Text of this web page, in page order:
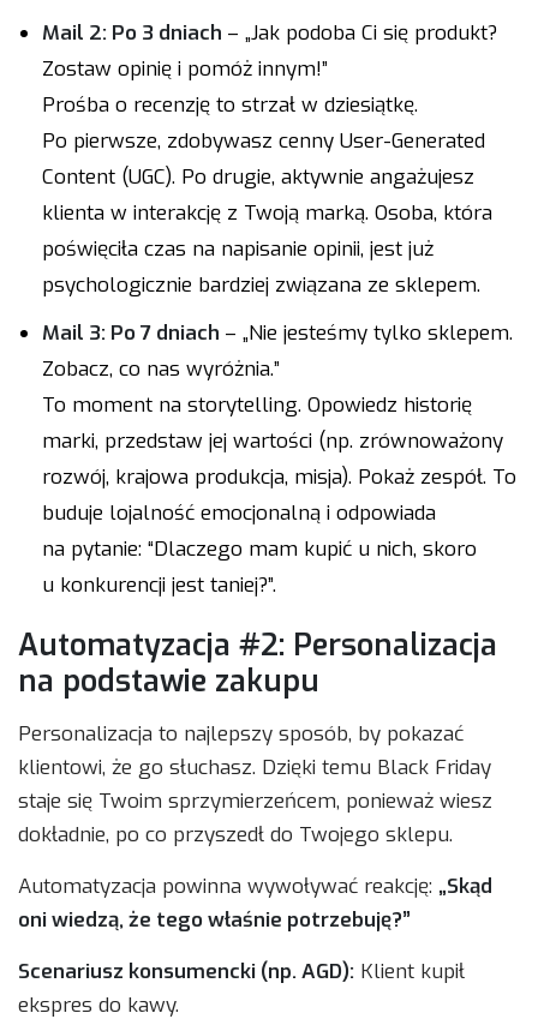
Mail 2: Po 3 dniach – „Jak podoba Ci się produkt?
Zostaw opinię i pomóż innym!”
Prośba o recenzję to strzał w dziesiątkę.
Po pierwsze, zdobywasz cenny User-Generated
Content (UGC). Po drugie, aktywnie angażujesz
klienta w interakcję z Twoją marką. Osoba, która
poświęciła czas na napisanie opinii, jest już
psychologicznie bardziej związana ze sklepem.
Mail 3: Po 7 dniach – „Nie jesteśmy tylko sklepem.
Zobacz, co nas wyróżnia.”
To moment na storytelling. Opowiedz historię
marki, przedstaw jej wartości (np. zrównoważony
rozwój, krajowa produkcja, misja). Pokaż zespół. To
buduje lojalność emocjonalną i odpowiada
na pytanie: “Dlaczego mam kupić u nich, skoro
u konkurencji jest taniej?”.
Automatyzacja #2: Personalizacja
na podstawie zakupu
Personalizacja to najlepszy sposób, by pokazać
klientowi, że go słuchasz. Dzięki temu Black Friday
staje się Twoim sprzymierzeńcem, ponieważ wiesz
dokładnie, po co przyszedł do Twojego sklepu.
Automatyzacja powinna wywoływać reakcję: „Skąd
oni wiedzą, że tego właśnie potrzebuję?”
Scenariusz konsumencki (np. AGD): Klient kupił
ekspres do kawy.